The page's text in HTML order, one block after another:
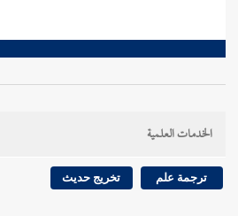
الخدمات العلمية
ترجمة علم تخريج حديث